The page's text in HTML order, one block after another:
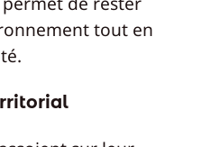
tout en